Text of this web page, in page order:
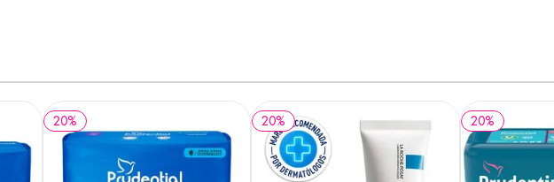
20% 20% 20%